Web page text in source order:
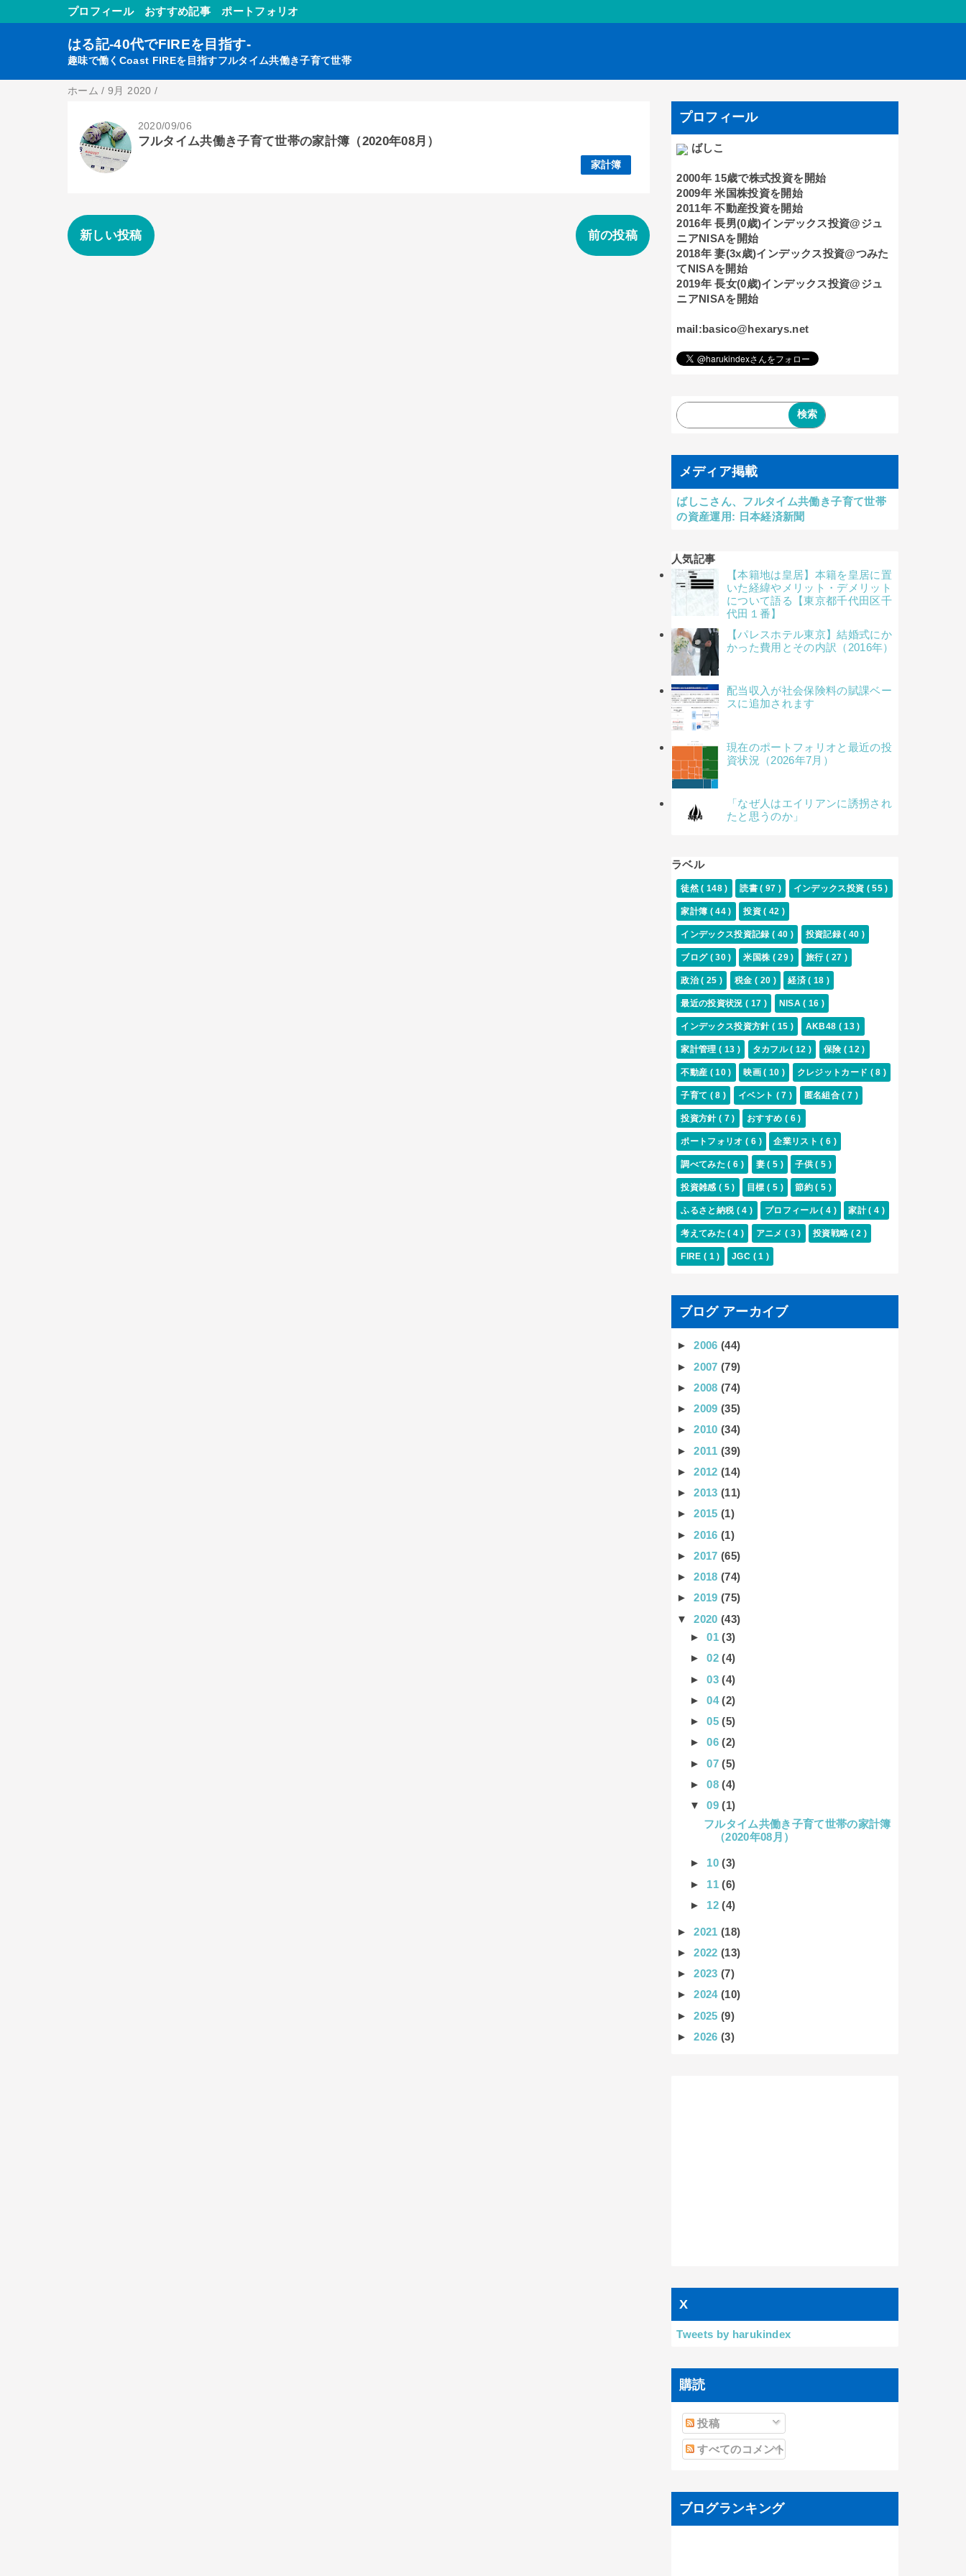
プロフィール おすすめ記事 ポートフォリオ
はる記-40代でFIREを目指す-
趣味で働くCoast FIREを目指すフルタイム共働き子育て世帯
ホーム /9月 2020 /
2020/09/06
フルタイム共働き子育て世帯の家計簿（2020年08月）
家計簿
新しい投稿 前の投稿
プロフィール
ばしこ
2000年 15歳で株式投資を開始
2009年 米国株投資を開始
2011年 不動産投資を開始
2016年 長男(0歳)インデックス投資@ジュ
ニアNISAを開始
2018年 妻(3x歳)インデックス投資@つみた
てNISAを開始
2019年 長女(0歳)インデックス投資@ジュ
ニアNISAを開始
mail:basico@hexarys.net
メディア掲載
ばしこさん、フルタイム共働き子育て世帯
の資産運用: 日本経済新聞
人気記事
【本籍地は皇居】本籍を皇居に置
いた経緯やメリット・デメリット
について語る【東京都千代田区千
代田１番】
【パレスホテル東京】結婚式にか
かった費用とその内訳（2016年）
配当収入が社会保険料の賦課ベー
スに追加されます
現在のポートフォリオと最近の投
資状況（2026年7月）
「なぜ人はエイリアンに誘拐され
たと思うのか」
ラベル
徒然( 148 ) 読書( 97 ) インデックス投資 ( 55 )
家計簿 ( 44 ) 投資( 42 )
インデックス投資記録( 40 ) 投資記録( 40 )
ブログ ( 30 ) 米国株 ( 29 ) 旅行 ( 27 )
政治( 25 ) 税金 ( 20 ) 経済( 18 )
最近の投資状況( 17 ) NISA( 16 )
インデックス投資方針( 15 ) AKB48 ( 13 )
家計管理( 13 ) タカフル( 12 ) 保険 ( 12 )
不動産 ( 10 ) 映画( 10 ) クレジットカード ( 8 )
子育て ( 8 ) イベント ( 7 ) 匿名組合( 7 )
投資方針( 7 ) おすすめ ( 6 )
ポートフォリオ( 6 ) 企業リスト( 6 )
調べてみた( 6 ) 妻( 5 ) 子供( 5 )
投資雑感( 5 ) 目標( 5 ) 節約( 5 )
ふるさと納税 ( 4 ) プロフィール( 4 ) 家計( 4 )
考えてみた( 4 ) アニメ ( 3 ) 投資戦略 ( 2 )
FIRE( 1 ) JGC ( 1 )
ブログ アーカイブ
►2006(44)
►2007(79)
►2008(74)
►2009(35)
►2010(34)
►2011(39)
►2012(14)
►2013(11)
►2015(1)
►2016(1)
►2017(65)
►2018(74)
►2019(75)
▼2020(43)
►01(3)
►02(4)
►03(4)
►04(2)
►05(5)
►06(2)
►07(5)
►08(4)
▼09(1)
フルタイム共働き子育て世帯の家計簿
（2020年08月）
► 10(3)
► 11(6)
► 12(4)
►2021(18)
►2022(13)
►2023(7)
►2024(10)
►2025(9)
►2026(3)
X
Tweets by harukindex
購読
投稿
すべてのコメント
ブログランキング